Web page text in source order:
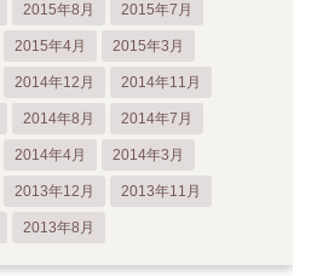
2015年8月 2015年7月
2015年4月 2015年3月
2014年12月 2014年11月
2014年8月 2014年7月
2014年4月 2014年3月
2013年12月 2013年11月
2013年8月